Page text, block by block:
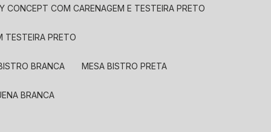
CONCEPT COM CARENAGEM E TESTEIRA PRETO
TESTEIRA PRETO
BISTRO BRANCA MESA BISTRO PRETA
BRANCA